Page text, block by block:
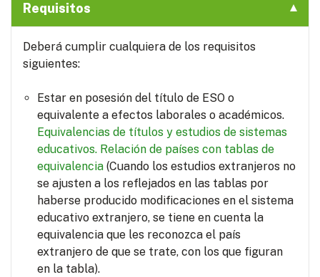
Requisitos
Deberá cumplir cualquiera de los requisitos
siguientes:
Estar en posesión del título de ESO o
equivalente a efectos laborales o académicos.
Equivalencias de títulos y estudios de sistemas
educativos. Relación de países con tablas de
equivalencia (Cuando los estudios extranjeros no
se ajusten a los reflejados en las tablas por
haberse producido modificaciones en el sistema
educativo extranjero, se tiene en cuenta la
equivalencia que les reconozca el país
extranjero de que se trate, con los que figuran
en la tabla).